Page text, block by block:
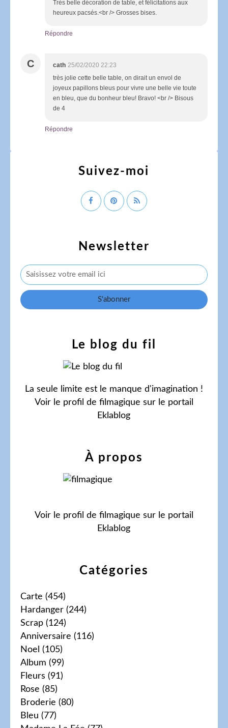
Très belle décoration de table, et félicitations aux
heureux pacsés.<br /> Grosses bises.
Répondre
C cath 25/02/2020 22:23
très jolie cette belle table, on dirait un envol de
joyeux papillons bleus pour vivre une belle vie toute
en bleu, que du bonheur bleu! Bravo! <br /> Bisous
de 4
Répondre
Newsletter
Catégories
Carte (454)
Hardanger (244)
Scrap (124)
Anniversaire (116)
Noel (105)
Album (99)
Fleurs (91)
Rose (85)
Broderie (80)
Bleu (77)
Le blog du fil
La seule limite est le manque d'imagination !
Voir le profil de filmagique sur le portail
Eklablog
Suivez-moi
À propos
Voir le profil de filmagique sur le portail
Eklablog